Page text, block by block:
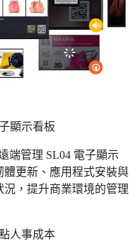
顯示看板
端管理 SL04 電子顯示
更新、應用程式安裝與
，提升商業環境的管理
人事成本